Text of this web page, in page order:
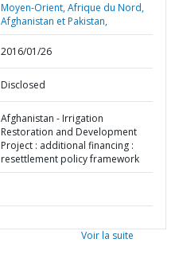
Moyen-Orient, Afrique du Nord,
Afghanistan et Pakistan,
2016/01/26
Disclosed
Afghanistan - Irrigation
Restoration and Development
Project : additional financing :
resettlement policy framework
Voir la suite